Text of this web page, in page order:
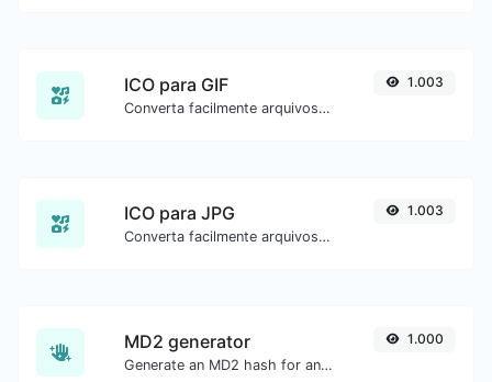
ICO para GIF
Converta facilmente arquivos de imagem ICO para GIF.
1.003
ICO para JPG
Converta facilmente arquivos de imagem ICO para JPG.
1.003
MD2 generator
Generate an MD2 hash for any string input.
1.000